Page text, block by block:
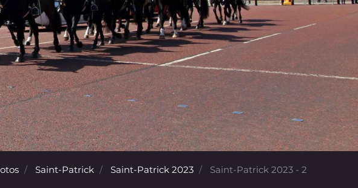
Saint-Patrick Saint-Patrick 2023 Saint-Patrick 2023 - 2